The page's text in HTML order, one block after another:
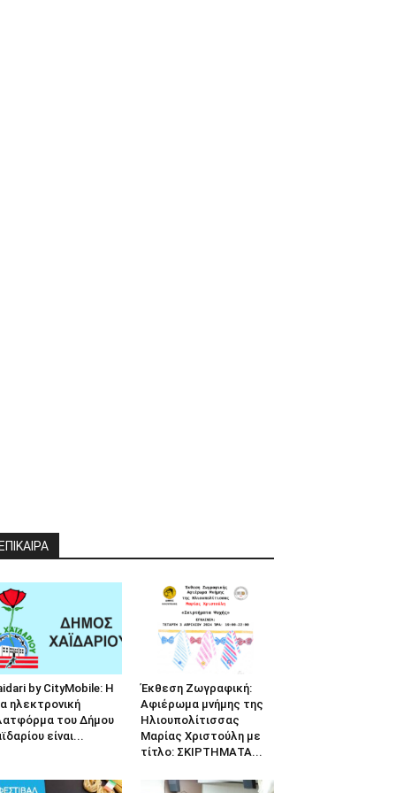
ΕΠΙΚΑΙΡΑ
by CityMobile: Η
ηλεκτρονική
του Δήμου
είναι...
Έκθεση Ζωγραφική:
Αφιέρωμα μνήμης της
Ηλιουπολίτισσας
Μαρίας Χριστούλη με
τίτλο: ΣΚΙΡΤΗΜΑΤΑ...